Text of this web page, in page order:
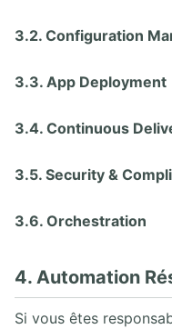
3.2. Configuration
3.3. App Deployment
3.4. Continuous
3.5. Security &
3.6. Orchestration
4. Automation
Si vous êtes